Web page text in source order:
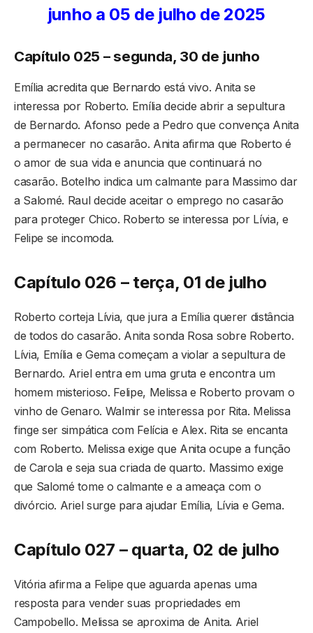
junho a 05 de julho de 2025
Capítulo 025 – segunda, 30 de junho
Emília acredita que Bernardo está vivo. Anita se
interessa por Roberto. Emília decide abrir a sepultura
de Bernardo. Afonso pede a Pedro que convença Anita
a permanecer no casarão. Anita afirma que Roberto é
o amor de sua vida e anuncia que continuará no
casarão. Botelho indica um calmante para Massimo dar
a Salomé. Raul decide aceitar o emprego no casarão
para proteger Chico. Roberto se interessa por Lívia, e
Felipe se incomoda.
Capítulo 026 – terça, 01 de julho
Roberto corteja Lívia, que jura a Emília querer distância
de todos do casarão. Anita sonda Rosa sobre Roberto.
Lívia, Emília e Gema começam a violar a sepultura de
Bernardo. Ariel entra em uma gruta e encontra um
homem misterioso. Felipe, Melissa e Roberto provam o
vinho de Genaro. Walmir se interessa por Rita. Melissa
finge ser simpática com Felícia e Alex. Rita se encanta
com Roberto. Melissa exige que Anita ocupe a função
de Carola e seja sua criada de quarto. Massimo exige
que Salomé tome o calmante e a ameaça com o
divórcio. Ariel surge para ajudar Emília, Lívia e Gema.
Capítulo 027 – quarta, 02 de julho
Vitória afirma a Felipe que aguarda apenas uma
resposta para vender suas propriedades em
Campobello. Melissa se aproxima de Anita. Ariel